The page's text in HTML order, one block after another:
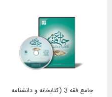
جامع فقه 3 (کتابخانه و دانشنامه تخصصی فقه)